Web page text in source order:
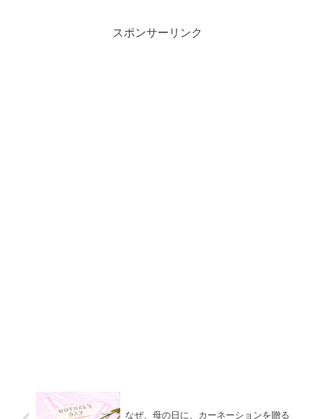
ありませんか？初心者でも、ブロ
スポンサーリンク
なぜ、母の日に、カーネーションを贈る